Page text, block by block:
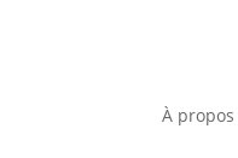
À propos